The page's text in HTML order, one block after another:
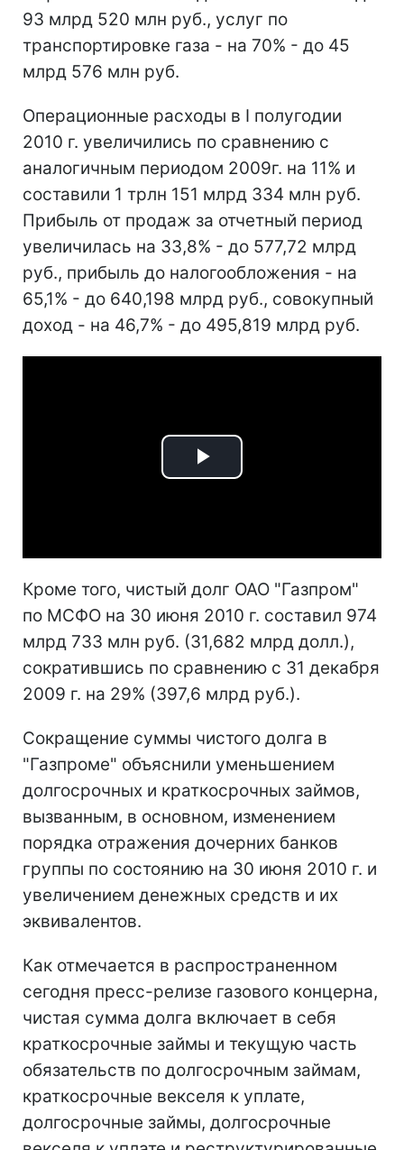
93 млрд 520 млн руб., услуг по
транспортировке газа - на 70% - до 45
млрд 576 млн руб.
Операционные расходы в I полугодии
2010 г. увеличились по сравнению с
аналогичным периодом 2009г. на 11% и
составили 1 трлн 151 млрд 334 млн руб.
Прибыль от продаж за отчетный период
увеличилась на 33,8% - до 577,72 млрд
руб., прибыль до налогообложения - на
65,1% - до 640,198 млрд руб., совокупный
доход - на 46,7% - до 495,819 млрд руб.
Play
Кроме того, чистый долг ОАО "Газпром"
по МСФО на 30 июня 2010 г. составил 974
млрд 733 млн руб. (31,682 млрд долл.),
сократившись по сравнению с 31 декабря
2009 г. на 29% (397,6 млрд руб.).
Сокращение суммы чистого долга в
"Газпроме" объяснили уменьшением
долгосрочных и краткосрочных займов,
вызванным, в основном, изменением
порядка отражения дочерних банков
группы по состоянию на 30 июня 2010 г. и
увеличением денежных средств и их
эквивалентов.
Как отмечается в распространенном
сегодня пресс-релизе газового концерна,
чистая сумма долга включает в себя
краткосрочные займы и текущую часть
обязательств по долгосрочным займам,
краткосрочные векселя к уплате,
долгосрочные займы, долгосрочные